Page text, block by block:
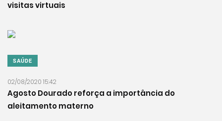
visitas virtuais
SAÚDE
02/08/2020 15:42
Agosto Dourado reforça a importância do
aleitamento materno